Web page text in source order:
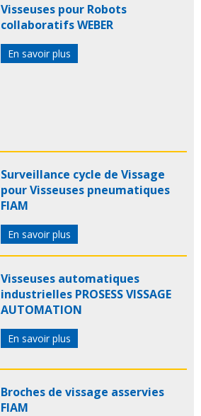
Visseuses pour Robots
collaboratifs WEBER
En savoir plus
Surveillance cycle de Vissage
pour Visseuses pneumatiques
FIAM
En savoir plus
Visseuses automatiques
industrielles PROSESS VISSAGE
AUTOMATION
En savoir plus
Broches de vissage asservies
FIAM